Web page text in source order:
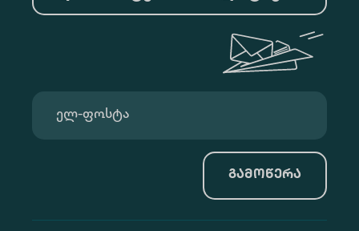
გამოწერა